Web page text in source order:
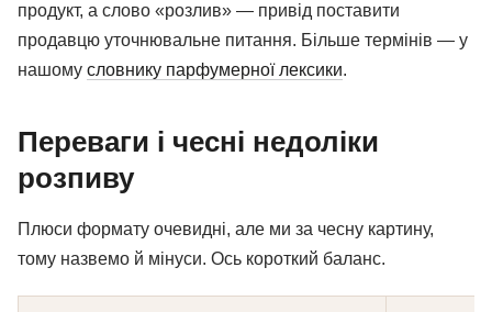
продукт, а слово «розлив» — привід поставити
продавцю уточнювальне питання. Більше термінів — у
нашому словнику парфумерної лексики.
Переваги і чесні недоліки
розпиву
Плюси формату очевидні, але ми за чесну картину,
тому назвемо й мінуси. Ось короткий баланс.